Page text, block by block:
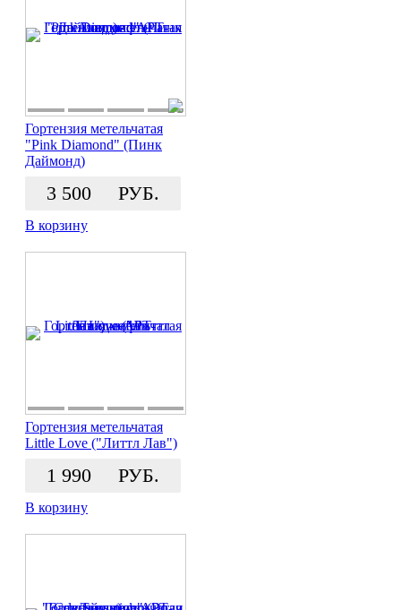
Гортензия метельчатая
"Pink Diamond" (Пинк
Даймонд)
3 500 РУБ.
В корзину
Гортензия метельчатая
Little Love ("Литтл Лав")
1 990 РУБ.
В корзину